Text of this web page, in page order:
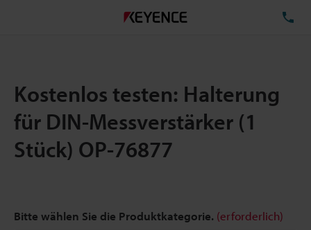
Kostenlos testen: Halterung
für DIN-Messverstärker (1
Stück) OP-76877
Bitte wählen Sie die Produktkategorie. (erforderlich)